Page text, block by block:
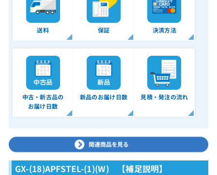
送料 保証 決済方法
中古・新古品の
お届け日数
新品のお届け日数 見積・発注の流れ
GX-(18)APFSTEL-(1)(W) 【補足説明】